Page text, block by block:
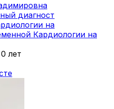
диагност
на
Кардиологии на
лет